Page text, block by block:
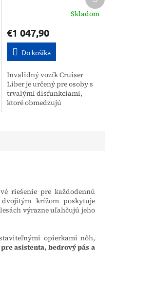
Skladom
€1 047,90
Do košíka
Invalidný vozík Cruiser
Liber je určený pre osoby s
trvalými disfunkciami,
ktoré obmedzujú
produkt
riešenie pre každodennú
krížom poskytuje
výrazne uľahčujú jeho
opierkami nôh,
asistenta, bedrový pás a